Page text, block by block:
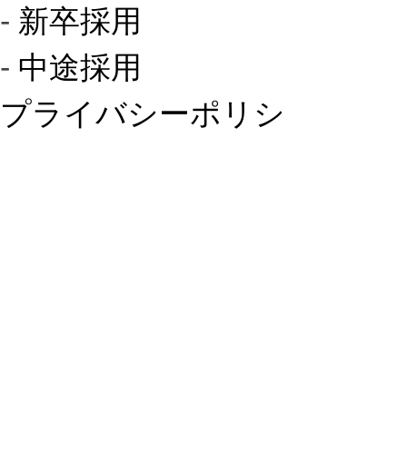
‐ 新卒採用
‐ 中途採用
プライバシーポリシ